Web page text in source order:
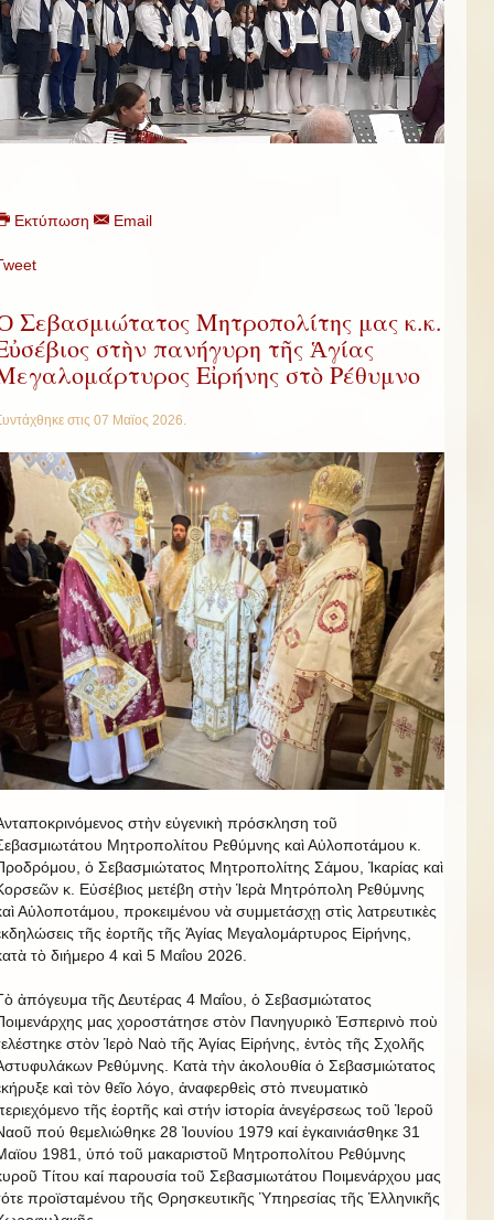
Εκτύπωση Email
Σεβασμιώτατος Μητροπολίτης μας κ.κ.
στὴν πανήγυρη τῆς Ἁγίας
Εἰρήνης στὸ Ρέθυμνο
στις 07 Μαϊος 2026.
στὴν εὐγενικὴ πρόσκληση τοῦ
Μητροπολίτου Ρεθύμνης καὶ Αὐλοποτάμου κ.
ὁ Σεβασμιώτατος Μητροπολίτης Σάμου, Ἰκαρίας καὶ
κ. Εὐσέβιος μετέβη στὴν Ἱερὰ Μητρόπολη Ρεθύμνης
Αὐλοποτάμου, προκειμένου νὰ συμμετάσχῃ στὶς λατρευτικὲς
τῆς ἑορτῆς τῆς Ἁγίας Μεγαλομάρτυρος Εἰρήνης,
τὸ διήμερο 4 καὶ 5 Μαΐου 2026.
ἀπόγευμα τῆς Δευτέρας 4 Μαΐου, ὁ Σεβασμιώτατος
μας χοροστάτησε στὸν Πανηγυρικὸ Ἑσπερινὸ ποὺ
στὸν Ἱερὸ Ναὸ τῆς Ἁγίας Εἰρήνης, ἐντὸς τῆς Σχολῆς
Ρεθύμνης. Κατὰ τὴν ἀκολουθία ὁ Σεβασμιώτατος
καὶ τὸν θεῖο λόγο, ἀναφερθεὶς στὸ πνευματικὸ
τῆς ἑορτῆς καὶ στήν ἱστορία ἀνεγέρσεως τοῦ Ἱεροῦ
πού θεμελιώθηκε 28 Ἰουνίου 1979 καί ἐγκαινιάσθηκε 31
1981, ὑπό τοῦ μακαριστοῦ Μητροπολίτου Ρεθύμνης
Τίτου καί παρουσία τοῦ Σεβασμιωτάτου Ποιμενάρχου μας
προϊσταμένου τῆς Θρησκευτικῆς Ὑπηρεσίας τῆς Ἑλληνικῆς